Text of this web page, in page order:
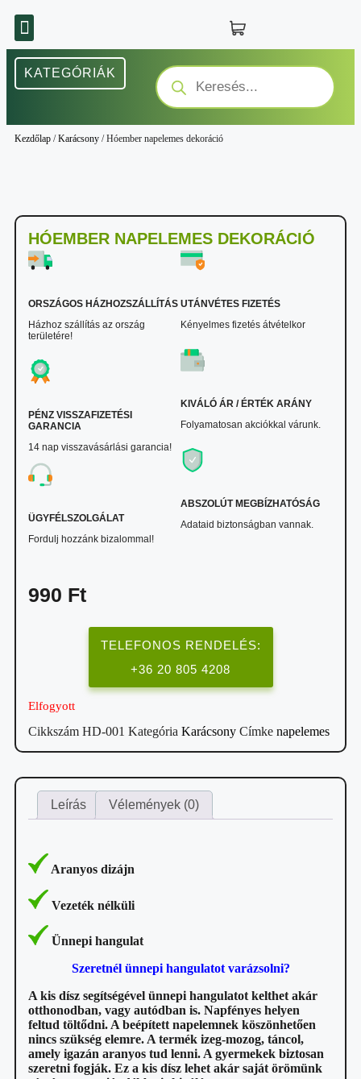
KATEGÓRIÁK
Kezdőlap /Karácsony / Hóember napelemes dekoráció
HÓEMBER NAPELEMES DEKORÁCIÓ
ORSZÁGOS HÁZHOZSZÁLLÍTÁS
Házhoz szállítás az ország
területére!
PÉNZ VISSZAFIZETÉSI
GARANCIA
14 nap visszavásárlási garancia!
ÜGYFÉLSZOLGÁLAT
Fordulj hozzánk bizalommal!
UTÁNVÉTES FIZETÉS
Kényelmes fizetés átvételkor
KIVÁLÓ ÁR / ÉRTÉK ARÁNY
Folyamatosan akciókkal várunk.
ABSZOLÚT MEGBÍZHATÓSÁG
Adataid biztonságban vannak.
990 Ft
TELEFONOS RENDELÉS:
+36 20 805 4208
Elfogyott
Cikkszám HD-001 Kategória Karácsony Címke napelemes
Leírás Vélemények (0)
Aranyos dizájn
Vezeték nélküli
Ünnepi hangulat
Szeretnél ünnepi hangulatot varázsolni?
A kis dísz segítségével ünnepi hangulatot kelthet akár
otthonodban, vagy autódban is. Napfényes helyen
feltud töltődni. A beépített napelemnek köszönhetően
nincs szükség elemre. A termék izeg-mozog, táncol,
amely igazán aranyos tud lenni. A gyermekek biztosan
szeretni fogják. Ez a kis dísz lehet akár saját örömünk